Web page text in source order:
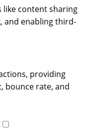
like content sharing
and enabling third-
providing
bounce rate, and